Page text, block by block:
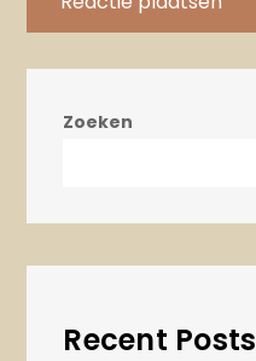
Zoeken
Recent Posts